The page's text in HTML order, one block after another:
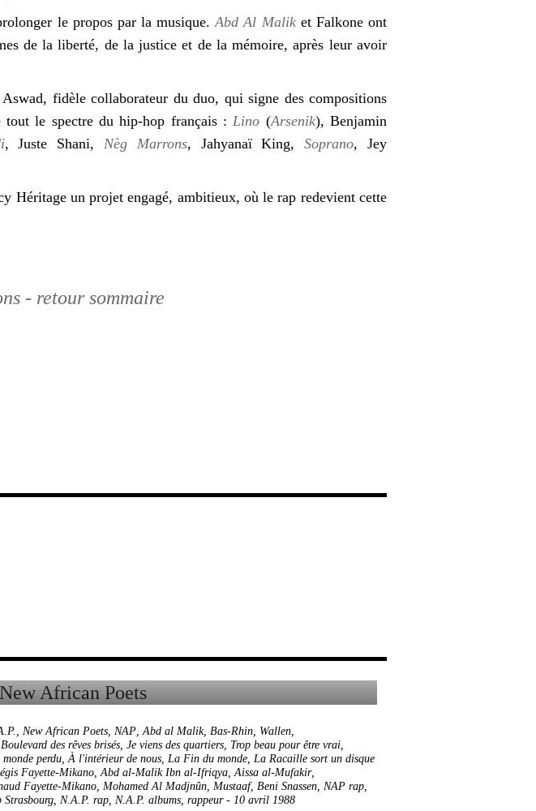
le propos par la musique.Abd Al Maliket Falkone ont
de la liberté, de la justice et de la mémoire, après leur avoir
fidèle collaborateur du duo, qui signe des compositions
tout le spectre du hip-hop français :Lino (Arsenik), Benjamin
, Juste Shani, Nèg Marrons, Jahyanaï King,Soprano, Jey
Héritage un projet engagé, ambitieux, où le rap redevient cette
- retour sommaire
, New African Poets, NAP,Abd al Malik, Bas-Rhin, Wallen,
des rêves brisés, Je viens des quartiers, Trop beau pour être vrai,
monde perdu,À l'intérieur de nous, La Fin du monde, La Racaille sort un disque
Fayette-Mikano,Abd al-Malik Ibn al-Ifriqya,Aissa al-Mufakir,
Fayette-Mikano, Mohamed Al Madjnûn, Mustaaf, Beni Snassen, NAP rap,
Strasbourg, N.A.P. rap, N.A.P. albums, rappeur- 10 avril 1988